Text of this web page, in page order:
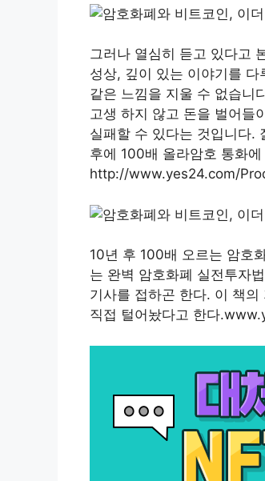
그러나 열심히 듣고 있다고
성상, 깊이 있는 이야기를
같은 느낌을 지울 수 없습니
고생 하지 않고 돈을 벌어들
실패할 수 있다는 것입니다.
후에 100배 올라암호 통화
http://www.yes24.com/
10년 후 100배 오르는 암호
는 완벽 암호화폐 실전투자
기사를 접하곤 한다. 이 책
직접 털어놨다고 한다